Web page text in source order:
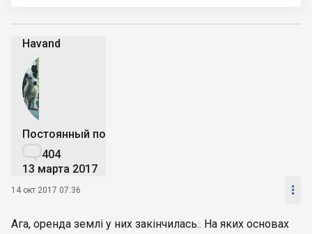
Havand
Постоянный пользователь
404
13 марта 2017
14 окт 2017 07:36 
Ага, оренда землі у них закінчилась.. На яких основах